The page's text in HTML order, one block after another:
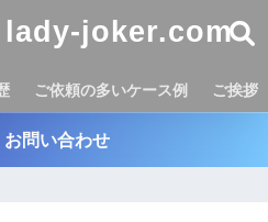
lady-joker.com
ご依頼の多いケース例 ご挨拶
お問い合わせ